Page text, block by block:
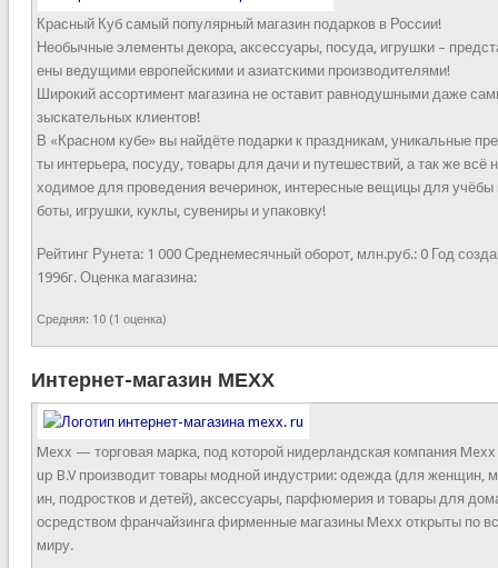
Красный Куб самый популярный магазин подарков в России!
Необычные элементы декора, аксессуары, посуда, игрушки –
ены ведущими европейскими и азиатскими производителями!
Широкий ассортимент магазина не оставит равнодушными даже
зыскательных клиентов!
В «Красном кубе» вы найдёте подарки к праздникам, уникальные
ты интерьера, посуду, товары для дачи и путешествий, а так же всё
ходимое для проведения вечеринок, интересные вещицы для учёбы
боты, игрушки, куклы, сувениры и упаковку!
Рейтинг Рунета: 1 000 Среднемесячный оборот, млн.руб.: 0 Год
1996г. Оценка магазина:
Средняя: 10 (1 оценка)
Интернет-магазин МЕХХ
Mexx — торговая марка, под которой нидерландская компания
up B.V производит товары модной индустрии: одежда (для женщин,
ин, подростков и детей), аксессуары, парфюмерия и товары для
осредством франчайзинга фирменные магазины Mexx открыты по
миру.